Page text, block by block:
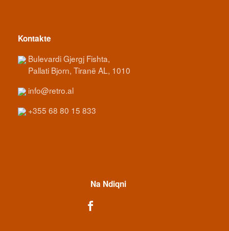
Kontakte
Bulevardi Gjergj Fishta,
Pallati Bjorn, Tiranë AL, 1010
info@retro.al
+355 68 80 15 833
Na Ndiqni